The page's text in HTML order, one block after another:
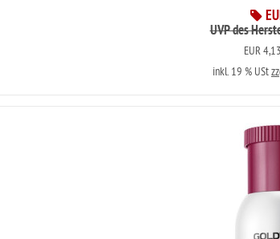
UVP des
EUR
inkl. 19 % USt